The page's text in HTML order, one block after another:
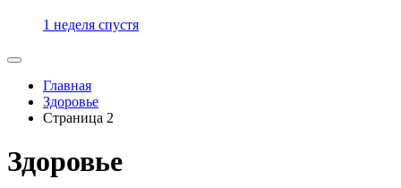
1 неделя спустя
Главная
Здоровье
Страница 2
Здоровье